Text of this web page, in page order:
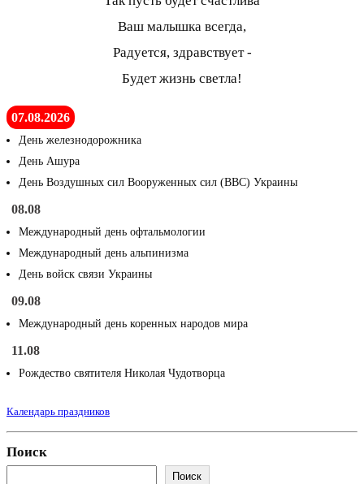
Ваш малышка всегда,
Радуется, здравствует -
Будет жизнь светла!
07.08.2026
День железнодорожника
День Ашура
День Воздушных сил Вооруженных сил (ВВС) Украины
08.08
Международный день офтальмологии
Международный день альпинизма
День войск связи Украины
09.08
Международный день коренных народов мира
11.08
Рождество святителя Николая Чудотворца
Календарь праздников
Поиск
Поиск